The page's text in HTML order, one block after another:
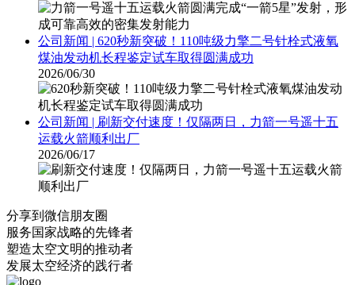
公司新闻 | 620秒新突破！110吨级力擎二号针栓式液氧
煤油发动机长程鉴定试车取得圆满成功
2026/06/30
公司新闻 | 刷新交付速度！仅隔两日，力箭一号遥十五
运载火箭顺利出厂
2026/06/17
分享到微信朋友圈
服务国家战略的先锋者
塑造太空文明的推动者
发展太空经济的践行者